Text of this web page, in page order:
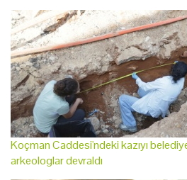
Koçman Caddesi'ndeki kazıyı
arkeologlar devraldı